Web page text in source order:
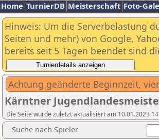
Home TurnierDB Meisterschaft Foto-
Hinweis: Um die Serverbelastung
Seiten und mehr) von Google,
bereits seit 5 Tagen beendet sind
Achtung geänderte Beginnzeit,
Kärntner
Die Seite wurde zuletzt aktualisiert am 10.01.2023
Suche nach Spieler